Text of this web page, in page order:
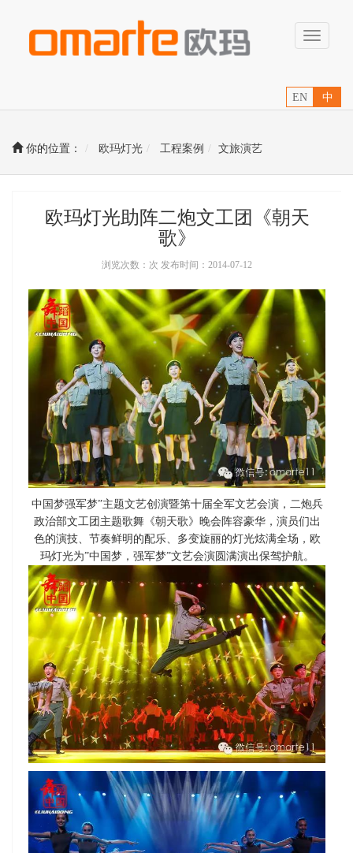
Toggle
EN 中
你的位置： 欧玛灯光 工程案例 文旅演艺
欧玛灯光助阵二炮文工团《朝天
歌》
浏览次数：次 发布时间：2014-07-12
中国梦强军梦”主题文艺创演暨第十届全军文艺会演，二炮兵
政治部文工团主题歌舞《朝天歌》晚会阵容豪华，演员们出
色的演技、节奏鲜明的配乐、多变旋丽的灯光炫满全场，欧
玛灯光为”中国梦，强军梦”文艺会演圆满演出保驾护航。